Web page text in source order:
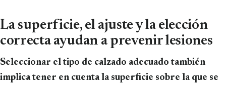
La superficie, el ajuste y la elección
correcta ayudan a prevenir lesiones
Seleccionar el tipo de calzado adecuado también
implica tener en cuenta la superficie sobre la que se